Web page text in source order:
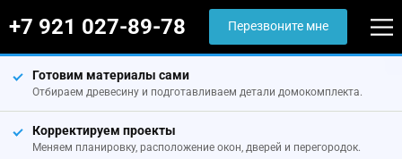
+7 921 027-89-78 Перезвоните мне
Готовим материалы сами
Отбираем древесину и подготавливаем детали домокомплекта.
Корректируем проекты
Меняем планировку, расположение окон, дверей и перегородок.